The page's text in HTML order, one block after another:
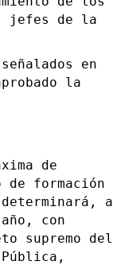
jefes de la
en
la
de
formación
a
con
supremo del